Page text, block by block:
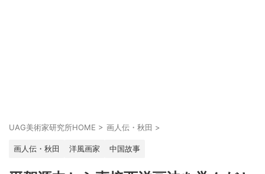
UAG美術家研究所HOME > 画人伝・秋田 >
画人伝・秋田 洋風画家 中国故事